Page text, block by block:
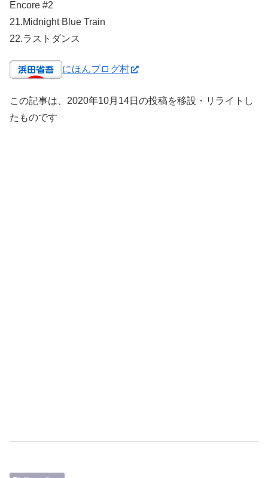
Encore #2
21.Midnight Blue Train
22.ラストダンス
にほんブログ村
この記事は、2020年10月14日の投稿を移設・リライトし
たものです